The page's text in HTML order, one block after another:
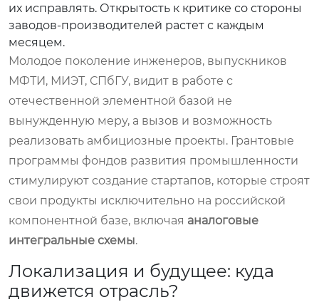
их исправлять. Открытость к критике со стороны
заводов-производителей растет с каждым
месяцем.
Молодое поколение инженеров, выпускников
МФТИ, МИЭТ, СПбГУ, видит в работе с
отечественной элементной базой не
вынужденную меру, а вызов и возможность
реализовать амбициозные проекты. Грантовые
программы фондов развития промышленности
стимулируют создание стартапов, которые строят
свои продукты исключительно на российской
компонентной базе, включая аналоговые
интегральные схемы.
Локализация и будущее: куда
движется отрасль?